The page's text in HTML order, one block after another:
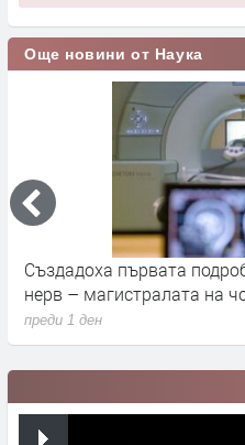
Още новини от Наука
Създадоха първата
нерв – магистралата на
преди 1 ден